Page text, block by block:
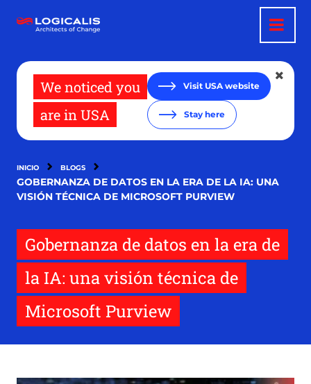
contenido
We noticed you
are in USA
Visit USA website
Stay here
INICIO BLOGS
GOBERNANZA DE DATOS EN LA ERA DE LA IA: UNA
VISIÓN TÉCNICA DE MICROSOFT PURVIEW
Gobernanza de datos en la era de
la IA: una visión técnica de
Microsoft Purview